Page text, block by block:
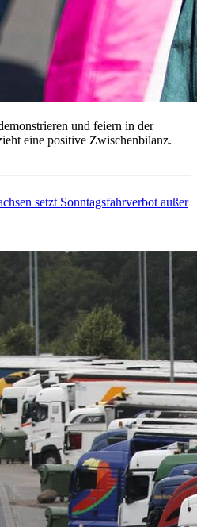
und feiern in der
eine positive Zwischenbilanz.
setzt Sonntagsfahrverbot außer